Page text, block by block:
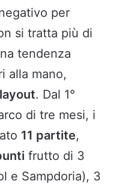
per
si tratta più di
tendenza
alla mano,
. Dal 1°
di tre mesi, i
11 partite,
frutto di 3
e Sampdoria), 3